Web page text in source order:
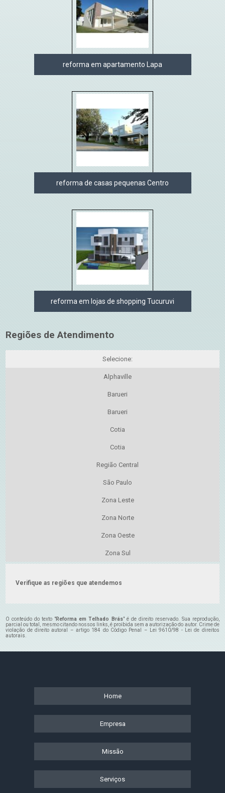
reforma em apartamento Lapa
reforma de casas pequenas Centro
reforma em lojas de shopping Tucuruvi
Regiões de Atendimento
Selecione:
Alphaville
Barueri
Barueri
Cotia
Cotia
Região Central
São Paulo
Zona Leste
Zona Norte
Zona Oeste
Zona Sul
Verifique as regiões que atendemos
O conteúdo do texto "Reforma em Telhado Brás" é de direito reservado. Sua reprodução,
parcial ou total, mesmo citando nossos links, é proibida sem a autorização do autor. Crime de
violação de direito autoral – artigo 184 do Código Penal –Lei 9610/98 - Lei de direitos
autorais.
Home
Empresa
Missão
Serviços